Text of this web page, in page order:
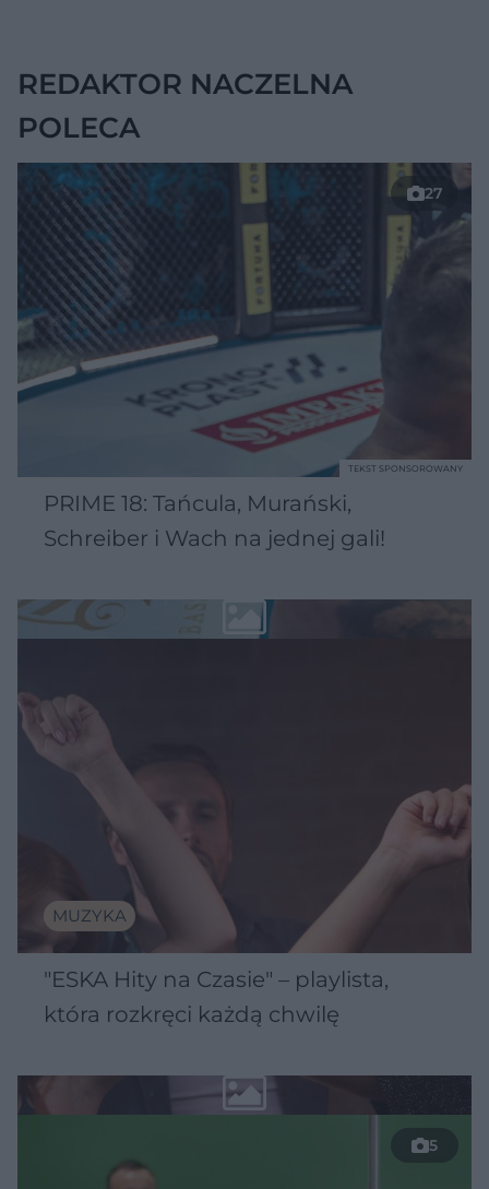
REDAKTOR NACZELNA
POLECA
27
PRIME 18: Tańcula, Murański,
Schreiber i Wach na jednej gali!
TEKST SPONSOROWANY
MUZYKA
"ESKA Hity na Czasie" – playlista,
która rozkręci każdą chwilę
5